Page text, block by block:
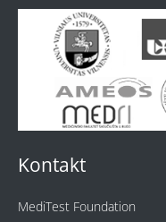
Kontakt
MediTest Foundation